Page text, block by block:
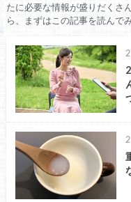
たに必要な情報が盛りだくさ
ら、まずはこの記事を読んで